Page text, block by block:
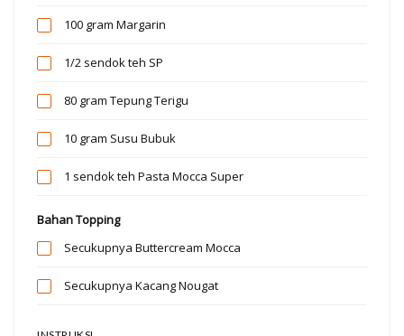
100 gram Margarin
1/2 sendok teh SP
80 gram Tepung Terigu
10 gram Susu Bubuk
1 sendok teh Pasta Mocca Super
Bahan Topping
Secukupnya Buttercream Mocca
Secukupnya Kacang Nougat